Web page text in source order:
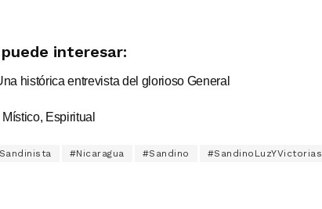
interesar:
histórica entrevista del glorioso General
Espiritual
#Nicaragua #Sandino #SandinoLuzYVictorias